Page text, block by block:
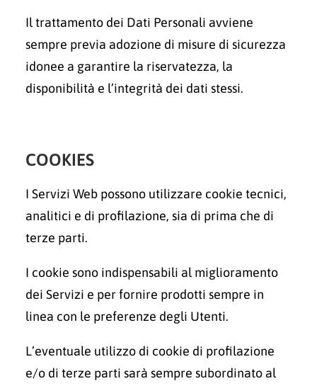
Il trattamento dei Dati Personali avviene
sempre previa adozione di misure di sicurezza
idonee a garantire la riservatezza, la
disponibilità e l’integrità dei dati stessi.
COOKIES
I Servizi Web possono utilizzare cookie tecnici,
analitici e di profilazione, sia di prima che di
terze parti.
I cookie sono indispensabili al miglioramento
dei Servizi e per fornire prodotti sempre in
linea con le preferenze degli Utenti.
L’eventuale utilizzo di cookie di profilazione
e/o di terze parti sarà sempre subordinato al